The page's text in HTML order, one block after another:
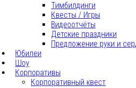
Тимбилдинги
Квесты / Игры
Видеоотчёты
Детские праздники
Предложение руки и
Юбилеи
Шоу
Корпоративы
Корпоративный квест